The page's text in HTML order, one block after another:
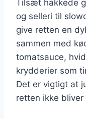
Tilsæt hakkede
og selleri til
give retten en
sammen med
tomatsauce,
krydderier som
Det er vigtigt at
retten ikke bliver